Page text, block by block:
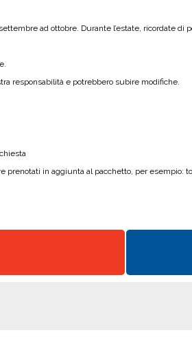
ad ottobre. Durante l’estate, ricordate
responsabilità e potrebbero subire modifiche.
prenotati in aggiunta al pacchetto, per